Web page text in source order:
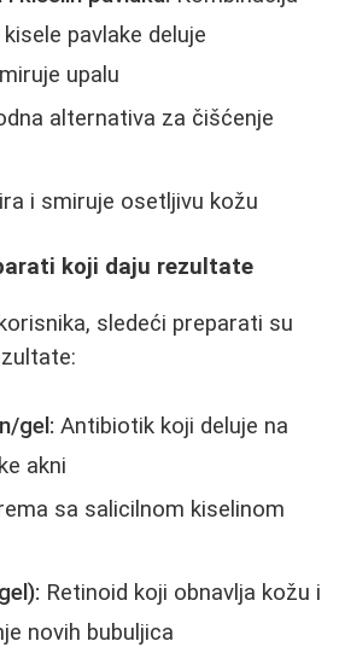
pavlake deluje
upalu
alternativa za čišćenje
i smiruje osetljivu kožu
koji daju rezultate
sledeći preparati su
gel: Antibiotik koji deluje na
akni
sa salicilnom kiselinom
Retinoid koji obnavlja kožu i
novih bubuljica